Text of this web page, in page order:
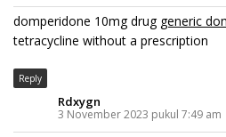
domperidone 10mg drug generic
tetracycline without a prescription
Reply
Rdxygn
3 November 2023 pukul 7:49 am